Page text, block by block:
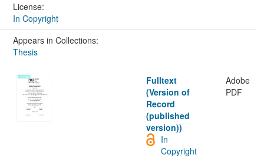
License:
In Copyright
Appears in Collections:
Thesis
Fulltext
(Version of
Record
(published
version))
Adobe
PDF
In
Copyright